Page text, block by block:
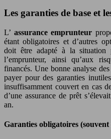
Les garanties de base et
L’ assurance emprunteur
étant obligatoires et d’autres
doit être adapté à la situation
l’emprunteur, ainsi qu’aux
financés. Une bonne analyse
payer pour des garanties
insuffisamment couvert en cas
d’une assurance de prêt
an.
Garanties obligatoires (souvent